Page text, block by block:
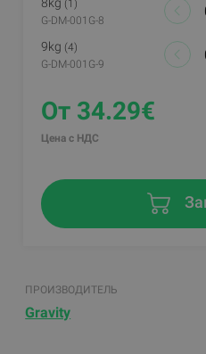
(1)
G-DM-001G-8
9kg (4)
G-DM-001G-9
От 34.29€
Цена с НДС
ПРОИЗВОДИТЕЛЬ
Gravity